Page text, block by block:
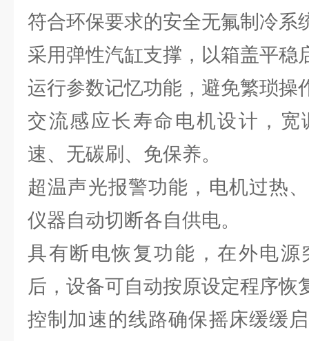
符合环保要求的安全无氟制冷系
采用弹性汽缸支撑，以箱盖平稳
运行参数记忆功能，避免繁琐操
交流感应长寿命电机设计，
速、无碳刷、免保养。
超温声光报警功能，电机过热
仪器自动切断各自供电。
具有断电恢复功能，在外电源
后，设备可自动按原设定程序恢
控制加速的线路确保摇床缓缓